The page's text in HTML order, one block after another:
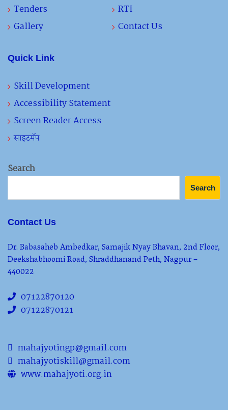
Tenders
RTI
Gallery
Contact Us
Quick Link
Skill Development
Accessibility Statement
Screen Reader Access
साइटमॅप
Search
Search
Contact Us
Dr. Babasaheb Ambedkar, Samajik Nyay Bhavan, 2nd Floor,
Deekshabhoomi Road, Shraddhanand Peth, Nagpur –
440022
07122870120
07122870121
mahajyotingp@gmail.com
mahajyotiskill@gmail.com
www.mahajyoti.org.in